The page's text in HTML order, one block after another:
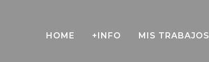
HOME +INFO MIS TRABAJOS